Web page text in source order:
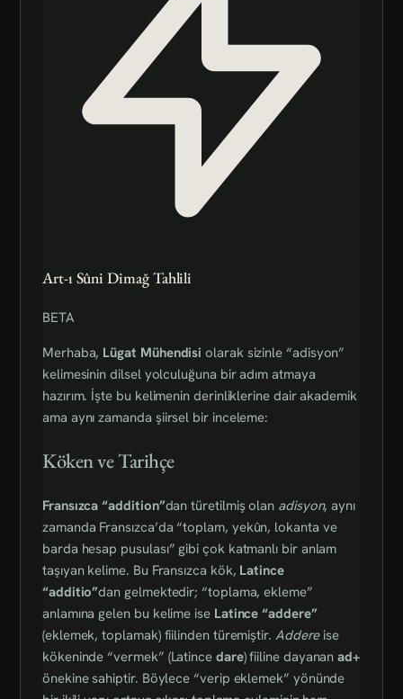
Art-ı Sûni Dimağ Tahlili
BETA
Merhaba, Lügat Mühendisi olarak sizinle “adisyon”
kelimesinin dilsel yolculuğuna bir adım atmaya
hazırım. İşte bu kelimenin derinliklerine dair akademik
ama aynı zamanda şiirsel bir inceleme:
Köken ve Tarihçe
Fransızca “addition”dan türetilmiş olan adisyon, aynı
zamanda Fransızca’da “toplam, yekûn, lokanta ve
barda hesap pusulası” gibi çok katmanlı bir anlam
taşıyan kelime. Bu Fransızca kök, Latince
“additio”dan gelmektedir; “toplama, ekleme”
anlamına gelen bu kelime ise Latince “addere”
(eklemek, toplamak) fiilinden türemiştir. Addereise
kökeninde “vermek” (Latince dare) fiiline dayananad+
önekine sahiptir. Böylece “verip eklemek” yönünde